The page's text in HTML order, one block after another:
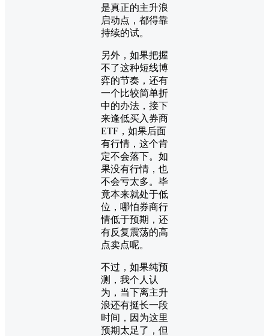
是真正的主升浪
启动点，都得靠
持续的试。
另外，如果把握
不了这种短线博
弈的节奏，还有
一个比较简单折
中的办法，接下
来逢低买入券商
ETF，如果后面
有行情，这个肯
定不会落下。如
果没有行情，也
不会亏太多。毕
竟本来就处于低
位，哪怕券商行
情低于预期，还
有反复震荡的高
点卖点呢。
不过，如果纯预
测，我个人认
为，当下离主升
浪还有挺长一段
时间，因为这里
预期太足了，但